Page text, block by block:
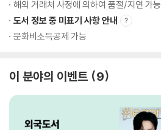
해외 거래처 사정에 의하여 품절/지연 가능
도서 정보 중 미표기 사항 안내
문화비소득공제 가능
이 분야의 이벤트 9